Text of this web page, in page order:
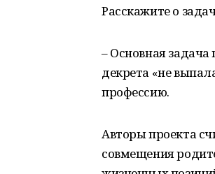
Расскажите о
– Основная
декрета «не
профессию.
Авторы проекта
совмещения